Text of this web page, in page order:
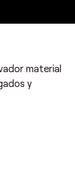
material
y